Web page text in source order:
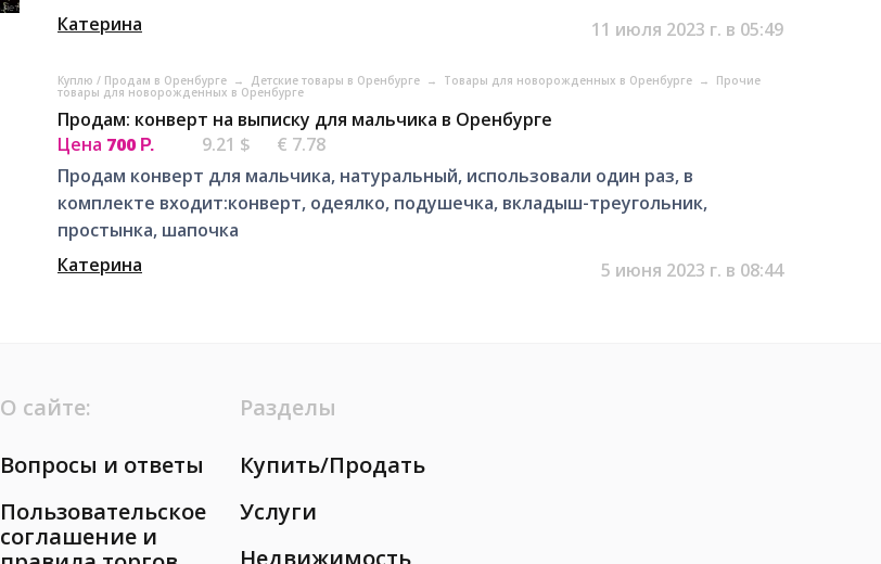
Катерина 11 июля 2023 г. в 05:49
Куплю / Продам в Оренбурге → Детские товары в Оренбурге → Товары для новорожденных в Оренбурге → Прочие
товары для новорожденных в Оренбурге
Продам: конверт на выписку для мальчика в Оренбурге
Цена 700 Р. 9.21 $
€ 7.78
Продам конверт для мальчика, натуральный, использовали один раз, в
комплекте входит:конверт, одеялко, подушечка, вкладыш-треугольник,
простынка, шапочка
Катерина
5 июня 2023 г. в 08:44
О сайте:
Вопросы и ответы
Пользовательское
соглашение и
Разделы
Купить/Продать
Услуги
Недвижимость